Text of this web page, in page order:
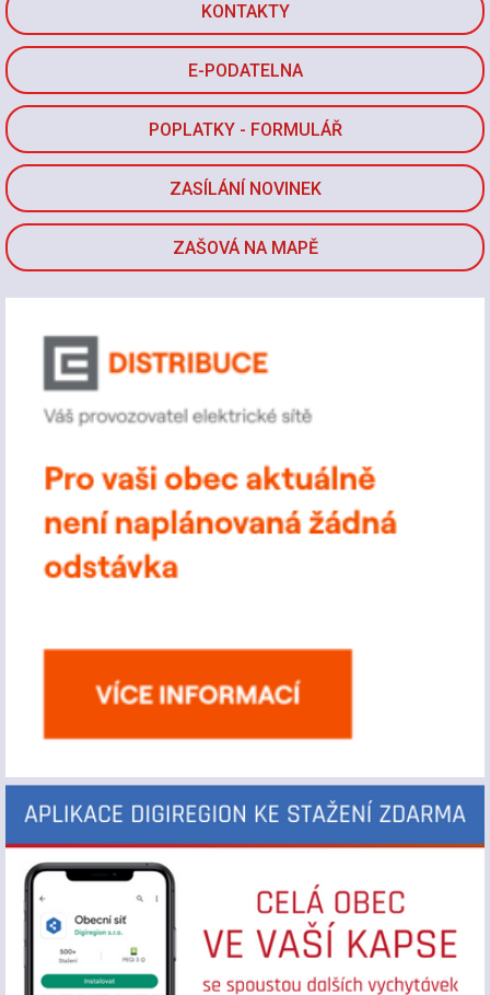
KONTAKTY
E-PODATELNA
POPLATKY - FORMULÁŘ
ZASÍLÁNÍ NOVINEK
ZAŠOVÁ NA MAPĚ